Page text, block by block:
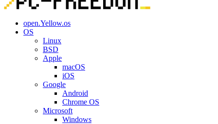
open.Yellow.os
OS
Linux
BSD
Apple
macOS
iOS
Google
Android
Chrome OS
Microsoft
Windows